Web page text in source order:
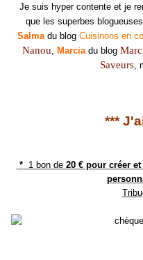
Je suis hyper contente et je
que les superbes
Salmadu blog Cuisinons en
Nanou, Marcia du blog
Saveurs,
***
*1 bon de 20 € pour créer